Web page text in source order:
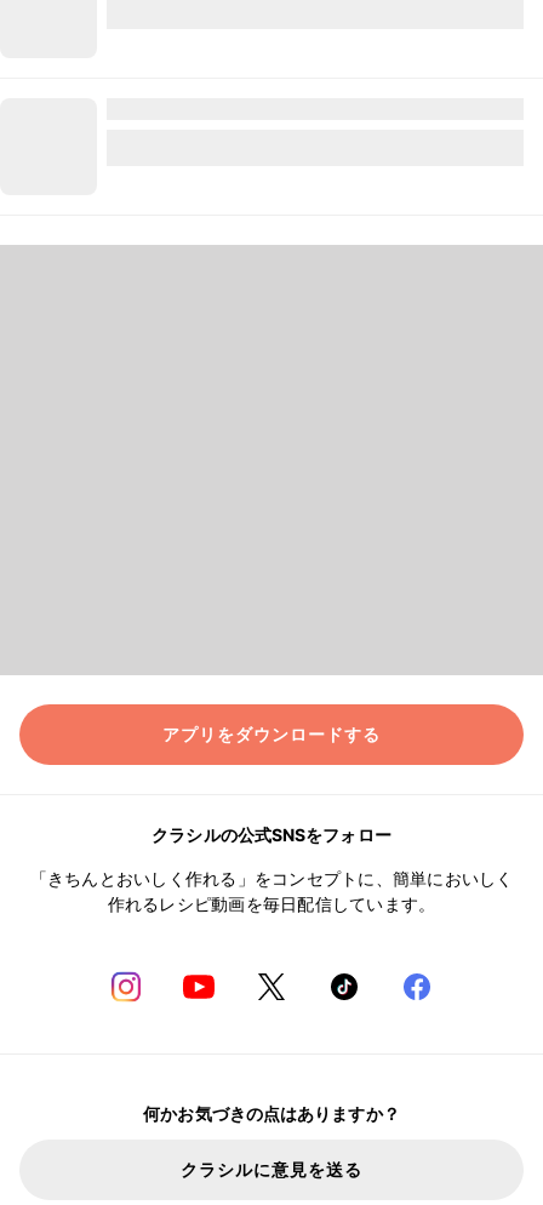
アプリをダウンロードする
クラシルの公式SNSをフォロー
「きちんとおいしく作れる」をコンセプトに、簡単においしく
作れるレシピ動画を毎日配信しています。
何かお気づきの点はありますか？
クラシルに意見を送る